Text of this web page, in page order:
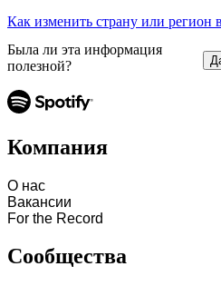
Как изменить страну или регион
Была ли эта информация
полезной?
Компания
О нас
Вакансии
For the Record
Сообщества